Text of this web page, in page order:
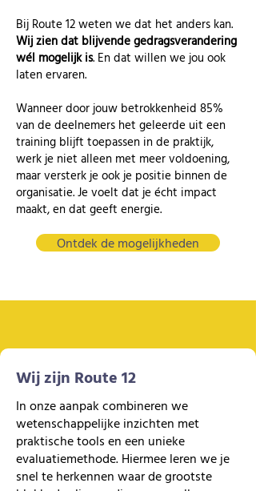
Bij Route 12 weten we dat het anders kan.
Wij zien dat blijvende gedragsverandering
wél mogelijk is. En dat willen we jou ook
laten ervaren.
Wanneer door jouw betrokkenheid 85%
van de deelnemers het geleerde uit een
training blijft toepassen in de praktijk,
werk je niet alleen met meer voldoening,
maar versterk je ook je positie binnen de
organisatie. Je voelt dat je écht impact
maakt, en dat geeft energie.
Ontdek de mogelijkheden
Wij zijn Route 12
In onze aanpak combineren we
wetenschappelijke inzichten met
praktische tools en een unieke
evaluatiemethode. Hiermee leren we je
snel te herkennen waar de grootste